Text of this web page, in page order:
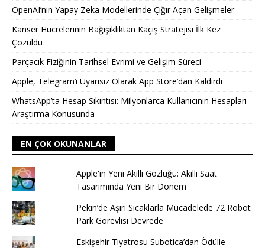
OpenAI’nin Yapay Zeka Modellerinde Çığır Açan Gelişmeler
Kanser Hücrelerinin Bağışıklıktan Kaçış Stratejisi İlk Kez
Çözüldü
Parçacık Fiziğinin Tarihsel Evrimi ve Gelişim Süreci
Apple, Telegram’ı Uyarısız Olarak App Store’dan Kaldırdı
WhatsApp’ta Hesap Sıkıntısı: Milyonlarca Kullanıcının Hesapları
Araştırma Konusunda
EN ÇOK OKUNANLAR
Apple'ın Yeni Akıllı Gözlüğü: Akıllı Saat
Tasarımında Yeni Bir Dönem
Pekin’de Aşırı Sıcaklarla Mücadelede 72 Robot
Park Görevlisi Devrede
Eskişehir Tiyatrosu Subotica’dan Ödülle